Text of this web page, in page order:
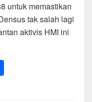
untuk memastikan
tak salah lagi
aktivis HMI ini